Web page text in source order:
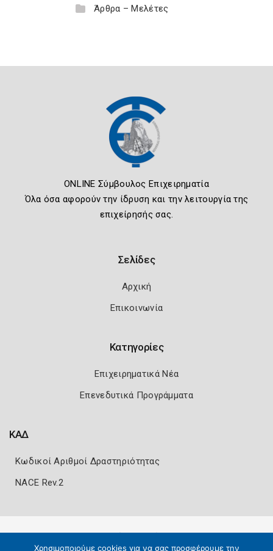
Άρθρα – Μελέτες
ONLINE Σύμβουλος Επιχειρηματία
Όλα όσα αφορούν την ίδρυση και την λειτουργία της
επιχείρησής σας.
Σελίδες
Αρχική
Επικοινωνία
Κατηγορίες
Επιχειρηματικά Νέα
Επενεδυτικά Προγράμματα
ΚΑΔ
Κωδικοί Αριθμοί Δραστηριότητας
NACE Rev.2
Χρησιμοποιούμε cookies για να σας προσφέρουμε την